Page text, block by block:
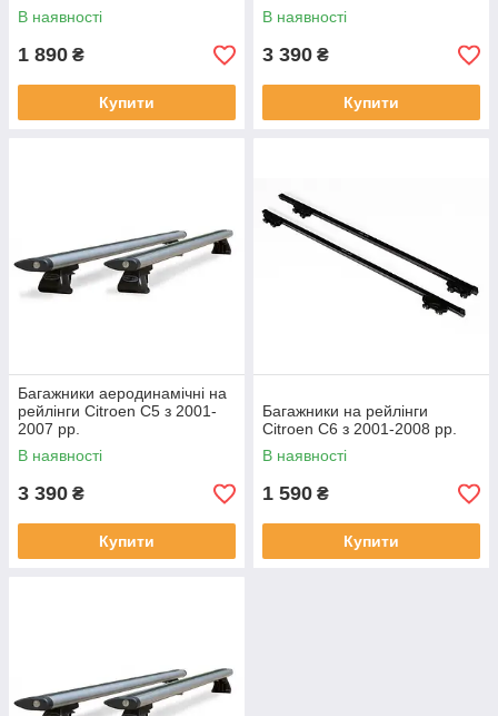
В наявності
1 890 ₴
Купити
В наявності
3 390 ₴
Купити
Багажники аеродинамічні на
рейлінги Citroen C5 з 2001-
2007 рр.
В наявності
3 390 ₴
Купити
Багажники на рейлінги
Citroen C6 з 2001-2008 рр.
В наявності
1 590 ₴
Купити